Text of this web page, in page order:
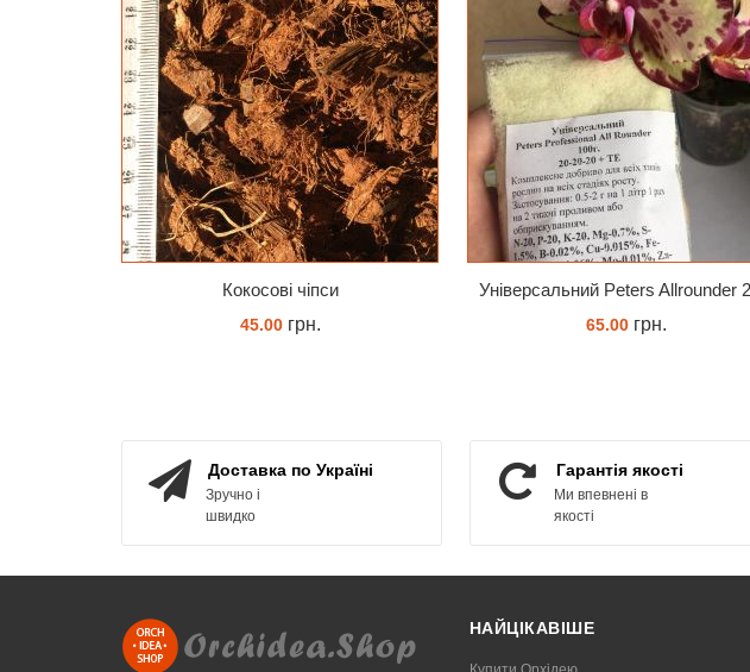
Кокосові чіпси
45.00грн. 65.00грн.
Доставка по Україні
Зручно і
швидко
Гарантія якості
Ми впевнені в
якості
НАЙЦІКАВІШЕ